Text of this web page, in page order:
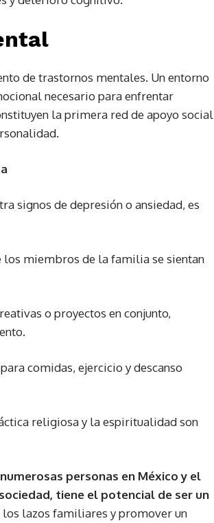
de trastornos mentales. Un entorno
necesario para enfrentar
la primera red de apoyo social
signos de depresión o ansiedad, es
los miembros de la familia se sientan
o proyectos en conjunto,
comidas, ejercicio y descanso
religiosa y la espiritualidad son
personas en México y el
tiene el potencial de ser un
lazos familiares y promover un